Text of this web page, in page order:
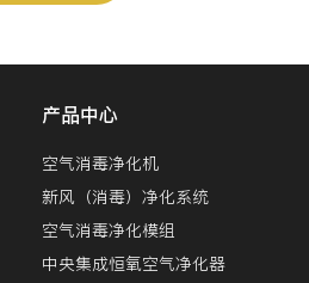
产品中心
空气消毒净化机
新风（消毒）净化系统
空气消毒净化模组
中央集成恒氧空气净化器